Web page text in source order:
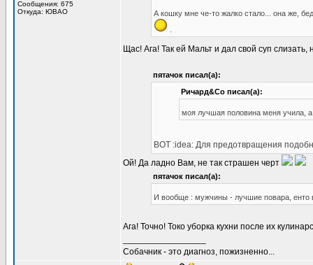
Сообщения: 675
Откуда: ЮВАО
А кошку мне че-то жалко стало... она же,
Щас! Ага! Так ей Мальт и дал свой суп
пятачок писал(а):
Ричард&Со писал(а):
моя лучшая половина меня учила,
ВОТ :idea: Для предотвращения
Ой! Да ладно Вам, не так страшен черт
пятачок писал(а):
И вообще : мужчины - лучшие повара, енто
Ага! Точно! Токо уборка кухни после их
Собачник - это диагноз, пожизненно...